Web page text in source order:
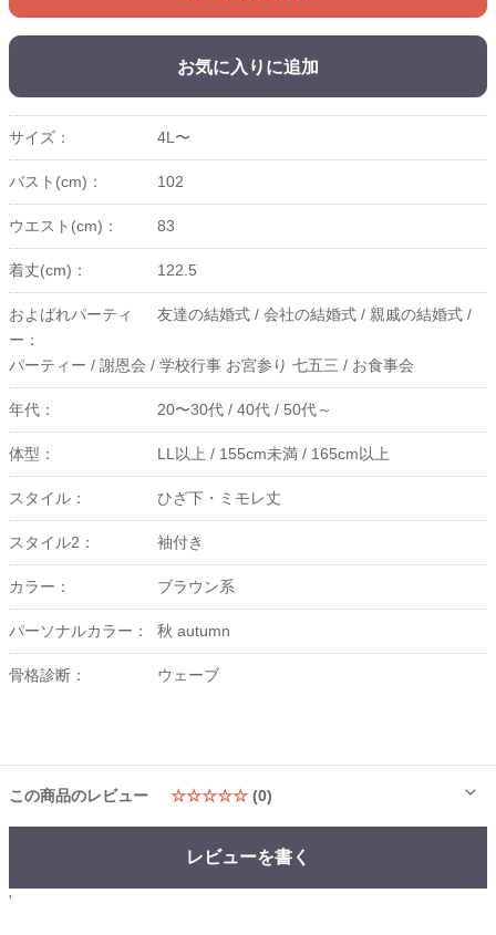
お気に入りに追加
サイズ： 4L〜
バスト(cm)： 102
ウエスト(cm)： 83
着丈(cm)： 122.5
およばれパーティ
ー：
友達の結婚式 / 会社の結婚式 / 親戚の結婚式 /
パーティー / 謝恩会 / 学校行事 お宮参り 七五三 / お食事会
年代： 20〜30代 / 40代 / 50代～
体型： LL以上 / 155cm未満 / 165cm以上
スタイル： ひざ下・ミモレ丈
スタイル2： 袖付き
カラー： ブラウン系
パーソナルカラー： 秋 autumn
骨格診断： ウェーブ
この商品のレビュー ☆☆☆☆☆ (0)
レビューを書く
'